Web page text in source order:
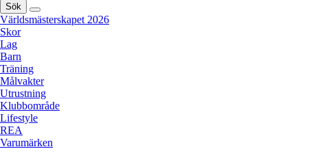
Sök
Världsmästerskapet 2026
Skor
Lag
Barn
Träning
Målvakter
Utrustning
Klubbområde
Lifestyle
REA
Varumärken